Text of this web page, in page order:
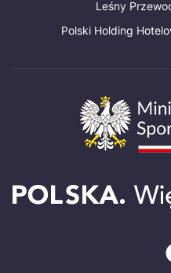
Leśny
Polski Holding